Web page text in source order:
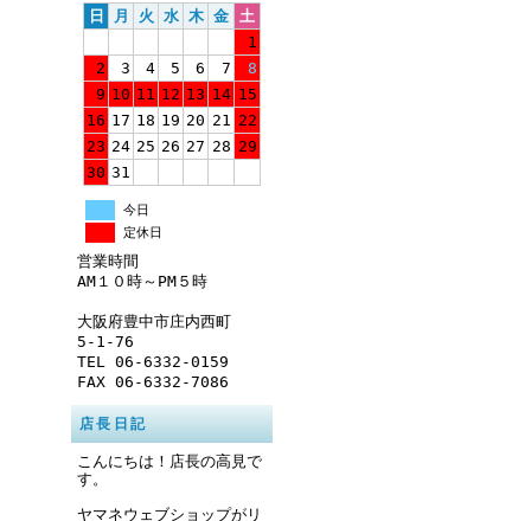
日
月 火 水 木 金 土
1
2
3 4 5 6 7
8
9 10 11 12 13 14 15
16 17 18 19 20 21 22
23 24 25 26 27 28 29
30 31
今日
定休日
営業時間
AM１０時～PM５時
大阪府豊中市庄内西町
5-1-76
TEL 06-6332-0159
FAX 06-6332-7086
店長日記
こんにちは！店長の高見で
す。
ヤマネウェブショップがリ